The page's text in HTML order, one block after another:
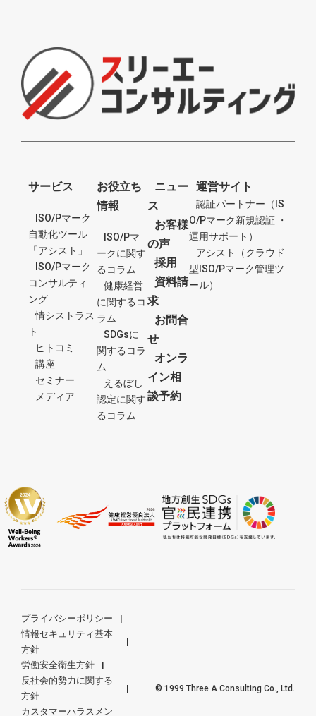
サービス
ISO/Pマーク
自動化ツール
「アシスト」
ISO/Pマーク
コンサルティ
ング
情シストラス
ト
ヒトコミ
講座
セミナー
メディア
お役立ち
情報
ISO/Pマ
ークに関す
るコラム
健康経営
に関するコ
ラム
SDGsに
関するコラ
ム
えるぼし
認定に関す
るコラム
ニュー
ス
お客様
の声
採用
資料請
求
お問合
せ
オンラ
イン相
談予約
運営サイト
認証パートナー（IS
O/Pマーク新規認証 ・
運用サポート）
アシスト（クラウド
型ISO/Pマーク管理ツ
ール）
プライバシーポリシー
情報セキュリティ基本
方針
労働安全衛生方針
反社会的勢力に関する
方針
カスタマーハラスメン
© 1999 Three A Consulting Co., Ltd.